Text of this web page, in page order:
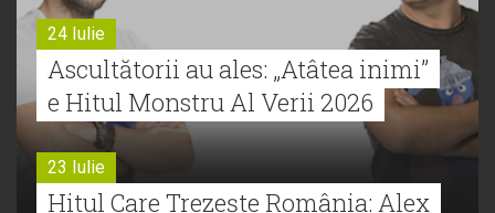
24 Iulie
Ascultătorii au ales: „Atâtea inimi”
e Hitul Monstru Al Verii 2026
23 Iulie
Hitul Care Trezește România: Alex